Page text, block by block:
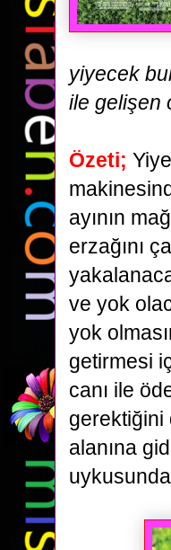
yiyecek
ile gelişen
Özeti;
ayının
erzağını
ve yok
yok
getirmesi
canı ile
gerektiğini
alanına